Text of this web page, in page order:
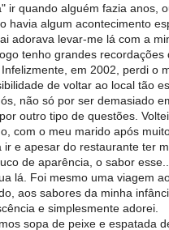
ir quando alguém fazia anos,
havia algum acontecimento
adorava levar-me lá com a
tenho grandes recordações
em 2002, perdi o
de voltar ao local tão
não só por ser demasiado
outro tipo de questões.
com o meu marido após
ir e apesar do restaurante ter
de aparência, o sabor esse...
lá. Foi mesmo uma viagem
aos sabores da minha
e simplesmente adorei.
sopa de peixe e espatada